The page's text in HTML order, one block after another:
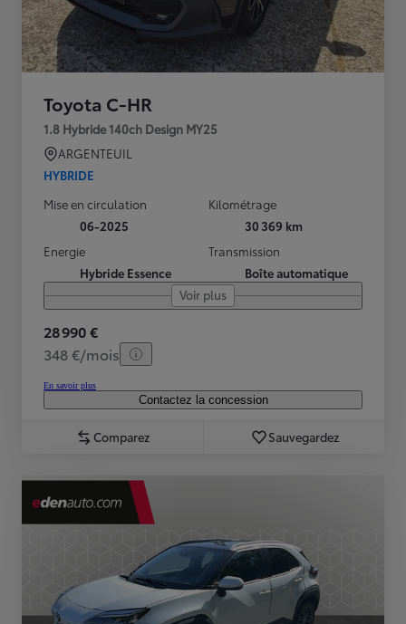
Toyota C-HR
1.8 Hybride 140ch Design MY25
ARGENTEUIL
HYBRIDE
Mise en circulation
06-2025
Kilométrage
30 369 km
Energie
Hybride Essence
Transmission
Boîte automatique
Voir plus
28 990 €
348 €/mois
En savoir plus
Contactez la concession
Comparez Sauvegardez